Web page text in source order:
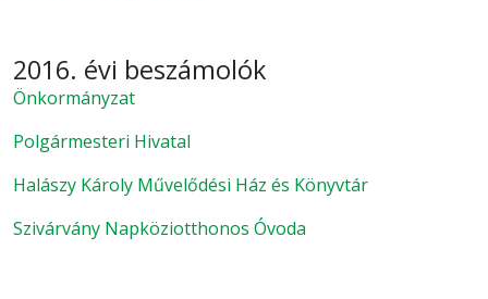
2016. évi beszámolók
Önkormányzat
Polgármesteri Hivatal
Halászy Károly Művelődési Ház és Könyvtár
Szivárvány Napköziotthonos Óvoda